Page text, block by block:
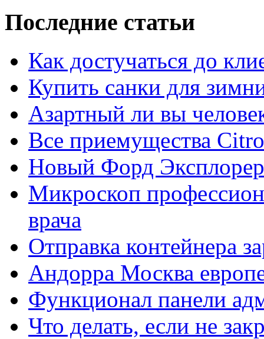
Последние статьи
Как достучаться до
Купить санки для
Азартный ли вы
Все приемущества
Новый Форд
Микроскоп
врача
Отправка контейнера
Андорра Москва
Функционал панели
Что делать, если не